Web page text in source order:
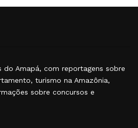
do Amapá, com reportagens sobre
turismo na Amazônia,
sobre concursos e